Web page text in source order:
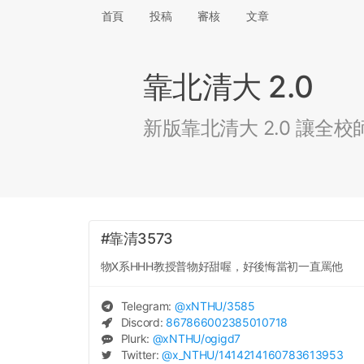
首頁 投稿 審核 文章
靠北清大 2.0
新版靠北清大 2.0 讓全校
#靠清3573
物X系HHH教授普物好甜喔，好後悔當初一直罵他
Telegram: @xNTHU/3585
Discord: 867866002385010718
Plurk: @xNTHU/ogigd7
Twitter:@x_NTHU/1414214160783613953